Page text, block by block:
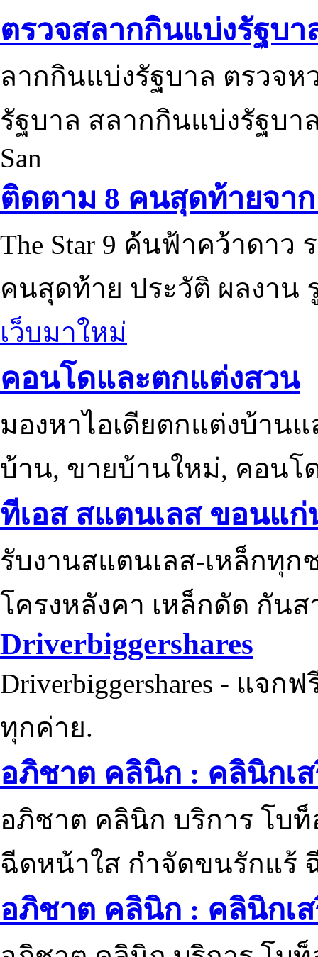
ตรวจสลากกินแบ่งรัฐบา
ลากกินแบ่งรัฐบาล ตรวจ
รัฐบาล สลากกินแบ่งรัฐบา
San
ติดตาม 8 คนสุดท้ายจาก
The Star 9 ค้นฟ้าคว้าดาว
คนสุดท้าย ประวัติ ผลงาน
เว็บมาใหม่
คอนโดและตกแต่งสวน
มองหาไอเดียตกแต่งบ้าน
บ้าน, ขายบ้านใหม่, คอนโ
ทีเอส สแตนเลส ขอนแก่
รับงานสแตนเลส-เหล็กทุ
โครงหลังคา เหล็กดัด กัน
Driverbiggershares
Driverbiggershares - แจก
ทุกค่าย.
อภิชาต คลินิก : คลินิกเ
อภิชาต คลินิก บริการ โบ
ฉีดหน้าใส กำจัดขนรักแร้
อภิชาต คลินิก : คลินิกเ